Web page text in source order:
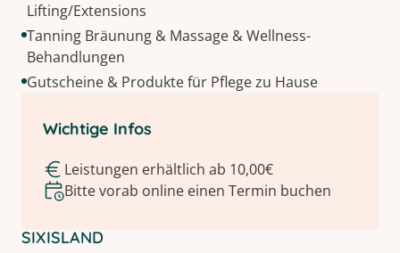
Lifting/Extensions
Tanning Bräunung & Massage & Wellness-
Behandlungen
Gutscheine & Produkte für Pflege zu Hause
Wichtige Infos
Leistungen erhältlich ab 10,00€
Bitte vorab online einen Termin buchen
SIXISLAND